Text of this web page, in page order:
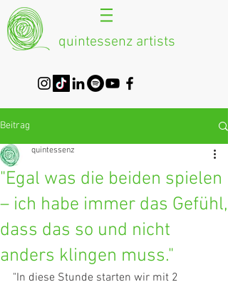
quintessenz artists
Beitrag
"Egal was die beiden spielen
– ich habe immer das Gefühl,
dass das so und nicht
anders klingen muss."
quintessenz
"In diese Stunde starten wir mit 2